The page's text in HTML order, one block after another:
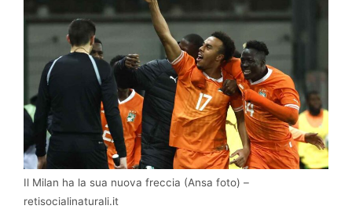
Il Milan ha la sua nuova freccia (Ansa foto) –
retisocialinaturali.it